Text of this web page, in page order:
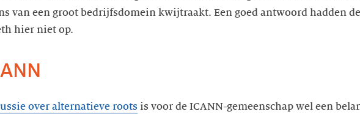
van een groot bedrijfsdomein kwijtraakt. Een goed antwoord hadden
hier niet op.
over alternatieve roots is voor de ICANN-gemeenschap wel een